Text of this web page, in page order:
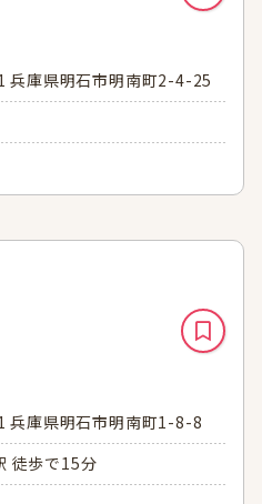
兵庫県明石市明南町2-4-25
兵庫県明石市明南町1-8-8
徒歩で15分